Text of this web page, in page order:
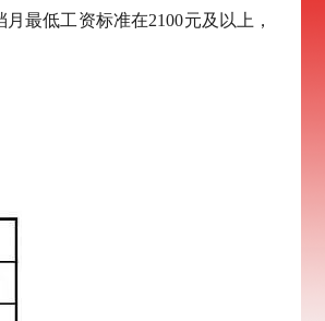
最低工资标准在2100元及以上，